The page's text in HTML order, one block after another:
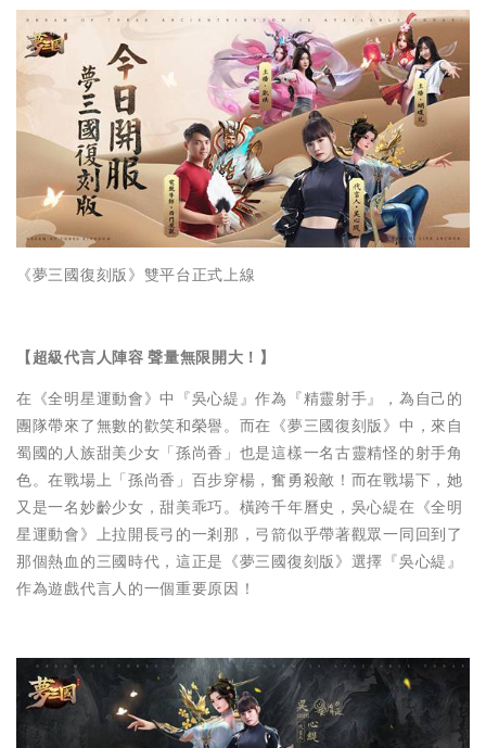
《夢三國復刻版》雙平台正式上線
【超級代言人陣容 聲量無限開大！】
在《全明星運動會》中『吳心緹』作為『精靈射手』，為自己的
團隊帶來了無數的歡笑和榮譽。而在《夢三國復刻版》中，來自
蜀國的人族甜美少女「孫尚香」也是這樣一名古靈精怪的射手角
色。在戰場上「孫尚香」百步穿楊，奮勇殺敵！而在戰場下，她
又是一名妙齡少女，甜美乖巧。橫跨千年曆史，吳心緹在《全明
星運動會》上拉開長弓的一剎那，弓箭似乎帶著觀眾一同回到了
那個熱血的三國時代，這正是《夢三國復刻版》選擇『吳心緹』
作為遊戲代言人的一個重要原因！